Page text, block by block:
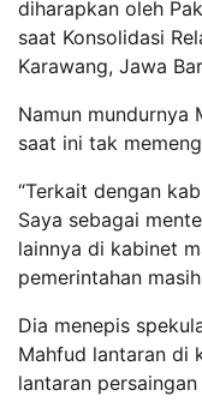
diharapkan oleh
saat Konsolidasi
Karawang, Jawa
Namun mundurnya
saat ini tak
“Terkait dengan
Saya sebagai
lainnya di kabinet
pemerintahan
Dia menepis
Mahfud lantaran di
lantaran